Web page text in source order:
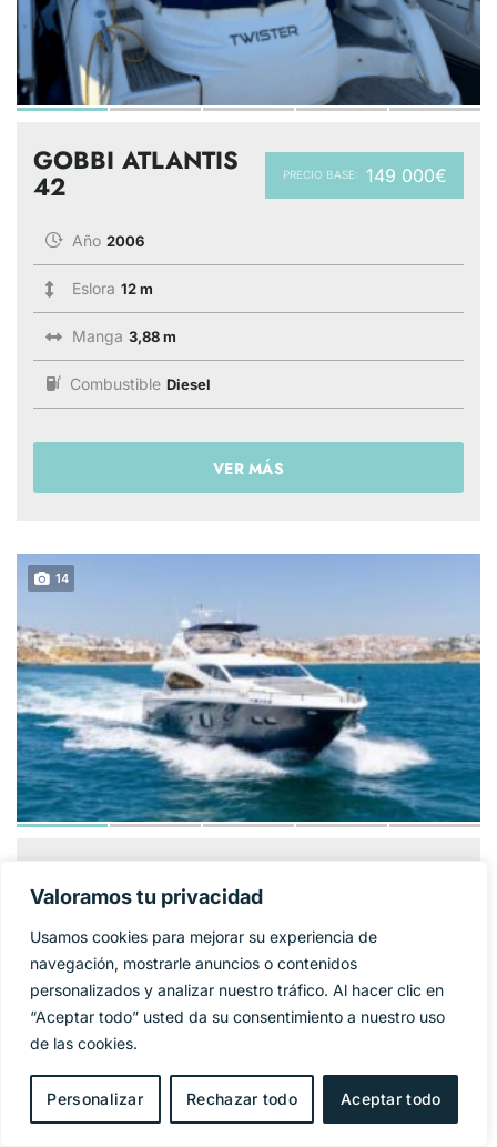
Valoramos tu privacidad
Usamos cookies para mejorar su experiencia de
navegación, mostrarle anuncios o contenidos
personalizados y analizar nuestro tráfico. Al hacer clic en
“Aceptar todo” usted da su consentimiento a nuestro uso
de las cookies.
Personalizar Rechazar todo Aceptar todo
PRECIO BASE: 149 000€
GOBBI ATLANTIS
42
Año 2006
Eslora 12 m
Manga 3,88 m
Combustible Diesel
VER MÁS
14
YACHT
Año 2009
27 m
Manga 6,4 m
Combustible Diesel